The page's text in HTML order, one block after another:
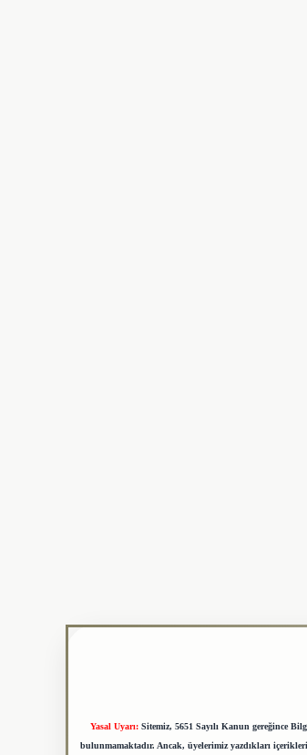
Yasal Uyarı: Sitemiz, 5651 Sayılı Kanun gereğince
bulunmamaktadır. Ancak, üyelerimiz yazdıkları